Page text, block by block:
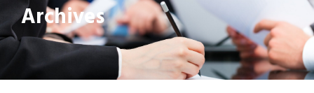
Archives